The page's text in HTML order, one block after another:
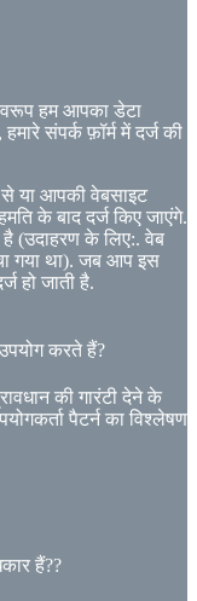
हम आपका डेटा
संपर्क फ़ॉर्म में दर्ज की
से या आपकी वेबसाइट
के बाद दर्ज किए जाएंगे.
(उदाहरण के लिए:. वेब
गया था). जब आप इस
हो जाती है.
करते हैं?
की गारंटी देने के
पैटर्न का विश्लेषण
हैं??